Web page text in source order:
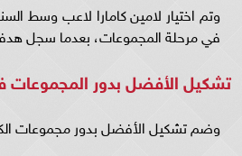
وتم اختيار لامين كامارا لاعب وسط
في مرحلة المجموعات، بعدما سجل هدفين في 3
تشكيل الأفضل بدور المجموعات
وضم تشكيل الأفضل بدور مجموعات